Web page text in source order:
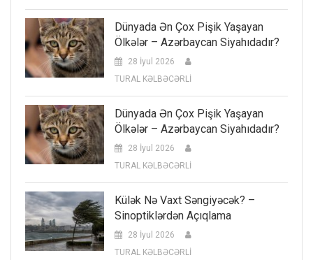
Dünyada Ən Çox Pişik Yaşayan
Ölkələr – Azərbaycan Siyahıdadır?
28 İyul 2026
TURAL KƏLBƏCƏRLİ
Dünyada Ən Çox Pişik Yaşayan
Ölkələr – Azərbaycan Siyahıdadır?
28 İyul 2026
TURAL KƏLBƏCƏRLİ
Külək Nə Vaxt Səngiyəcək? –
Sinoptiklərdən Açıqlama
28 İyul 2026
TURAL KƏLBƏCƏRLİ